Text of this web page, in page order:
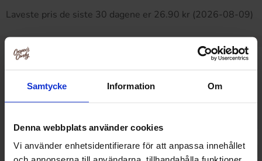
Samtycke Information Om
Denna webbplats använder cookies
Vi använder enhetsidentifierare för att anpassa innehållet
Laveste pris de siste 30 dagene er 26.90 kr (2026-08-09)